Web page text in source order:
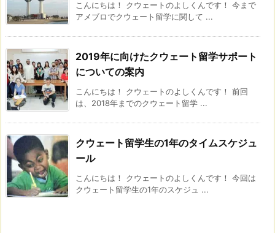
こんにちは！ クウェートのよしくんです！ 今まで
アメブロでクウェート留学に関して ...
2019年に向けたクウェート留学サポート
についての案内
こんにちは！ クウェートのよしくんです！ 前回
は、2018年までのクウェート留学 ...
クウェート留学生の1年のタイムスケジュ
ール
こんにちは！ クウェートのよしくんです！ 今回は
クウェート留学生の1年のスケジュ ...